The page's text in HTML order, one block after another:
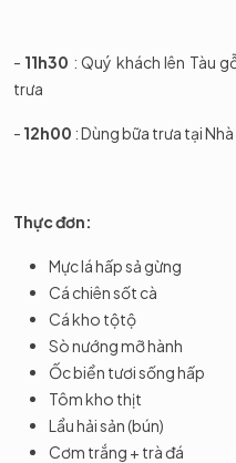
- 11h30 : Quý khách lên Tàu
trưa
- 12h00 : Dùng bữa trưa tại
Thực đơn:
Mực lá hấp sả gừng
Cá chiên sốt cà
Cá kho tộtộ
Sò nướng mỡ hành
Ốc biển tươi sống hấp
Tôm kho thịt
Lẩu hải sản (bún)
Cơm trắng + trà đá